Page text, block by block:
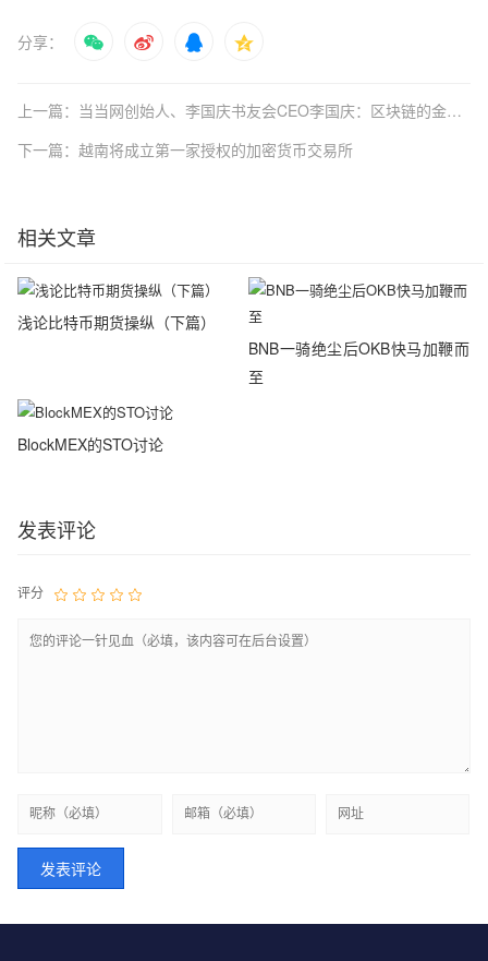
分享：
上一篇：当当网创始人、李国庆书友会CEO李国庆：区块链的金融属性对内容产业非常有价值（附演讲全文）
下一篇：越南将成立第一家授权的加密货币交易所
相关文章
浅论比特币期货操纵（下篇）
BNB一骑绝尘后OKB快马加鞭而
至
BlockMEX的STO讨论
发表评论
评分